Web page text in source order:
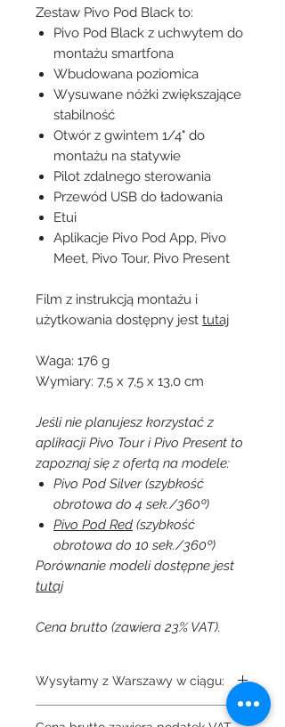
Zestaw Pivo Pod Black to:
Pivo Pod Black z uchwytem do
montażu smartfona
Wbudowana poziomica
Wysuwane nóżki zwiększające
stabilność
Otwór z gwintem 1/4" do
montażu na statywie
Pilot zdalnego sterowania
Przewód USB do ładowania
Etui
Aplikacje Pivo Pod App, Pivo
Meet, Pivo Tour, Pivo Present
Film z instrukcją montażu i
użytkowania dostępny jest tutaj
Waga: 176 g
Wymiary: 7,5 x 7,5 x 13,0 cm
Jeśli nie planujesz korzystać z
aplikacji Pivo Tour i Pivo Present to
zapoznaj się z ofertą na modele:
Pivo Pod Silver (szybkość
obrotowa do 4 sek./360º)
Pivo Pod Red (szybkość
obrotowa do 10 sek./360º)
Porównanie modeli dostępne jest
tutaj
Cena brutto (zawiera 23% VAT).
Wysyłamy z Warszawy w ciągu: